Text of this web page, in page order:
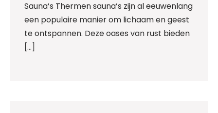
Sauna’s Thermen sauna’s zijn al eeuwenlang
een populaire manier om lichaam en geest
te ontspannen. Deze oases van rust bieden
[…]